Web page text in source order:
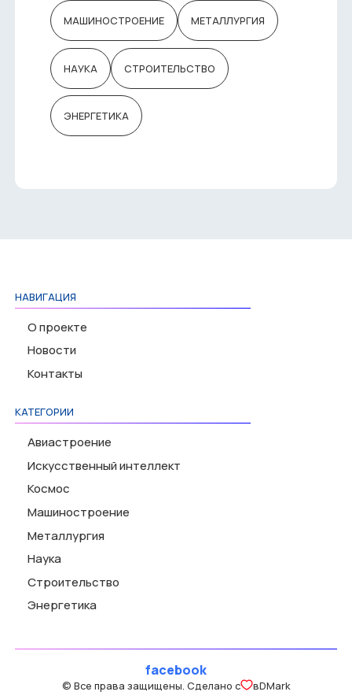
МАШИНОСТРОЕНИЕ МЕТАЛЛУРГИЯ
НАУКА СТРОИТЕЛЬСТВО
ЭНЕРГЕТИКА
НАВИГАЦИЯ
О проекте
Новости
Контакты
КАТЕГОРИИ
Авиастроение
Искусственный интеллект
Космос
Машиностроение
Металлургия
Наука
Строительство
Энергетика
© Все права защищены. Сделано с вDMark
facebook